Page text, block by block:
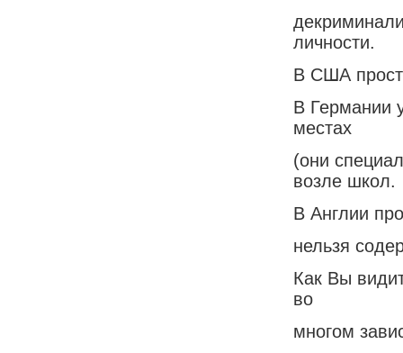
личности.
В США
В Германии
местах
(они
возле школ.
В Англии
нельзя
Как Вы
во
многом